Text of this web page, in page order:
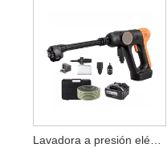
Lavadora a presión eléctrica para automóviles con pistola pulverizadora